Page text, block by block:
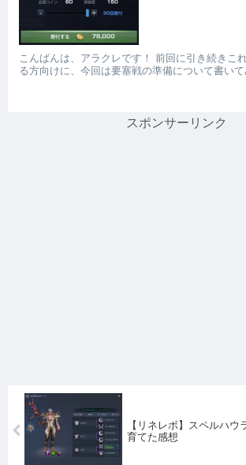
こんばんは、アラクレです！ 前回に引き続きこ
る方向けに、今回は要塞戦の準備について書いて
スポンサーリンク
【リネレボ】スペルハ
育てた感想